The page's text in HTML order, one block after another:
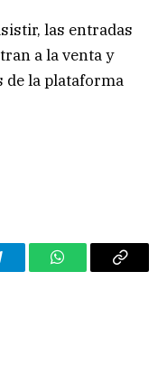
las entradas
a la venta y
de la plataforma
WhatsAppCopy